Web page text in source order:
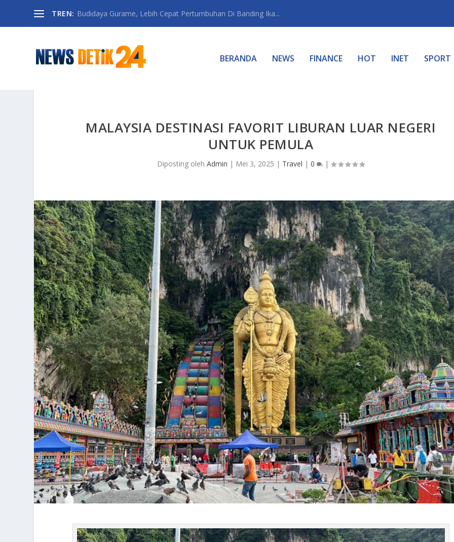
TREN: Budidaya Gurame, Lebih Cepat Pertumbuhan Di Banding Ika...
BERANDA NEWS FINANCE HOT INET SPORT
MALAYSIA DESTINASI FAVORIT LIBURAN LUAR NEGERI
UNTUK PEMULA
Diposting olehAdmin | Mei 3, 2025 | Travel |0 |